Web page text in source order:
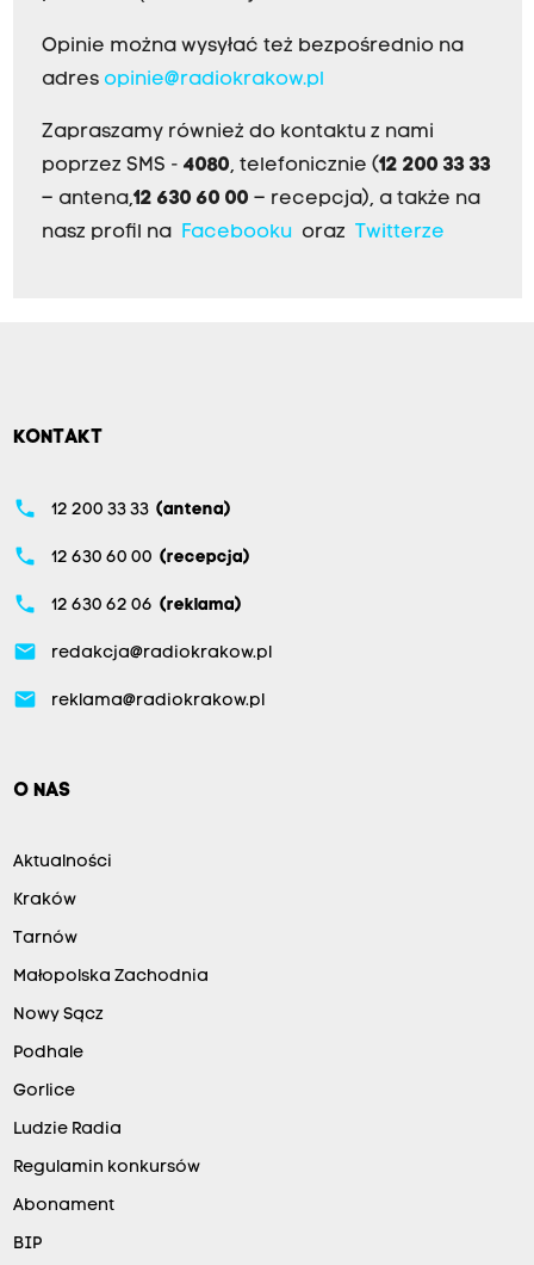
Opinie można wysyłać też bezpośrednio na
adres opinie@radiokrakow.pl
Zapraszamy również do kontaktu z nami
poprzez SMS - 4080, telefonicznie (12 200 33 33
– antena,12 630 60 00 – recepcja), a także na
nasz profil na Facebookuoraz Twitterze
KONTAKT
phone 12 200 33 33 (antena)
phone 12 630 60 00 (recepcja)
phone 12 630 62 06 (reklama)
email redakcja@radiokrakow.pl
email reklama@radiokrakow.pl
O NAS
Aktualności
Kraków
Tarnów
Małopolska Zachodnia
Nowy Sącz
Podhale
Gorlice
Ludzie Radia
Regulamin konkursów
Abonament
BIP